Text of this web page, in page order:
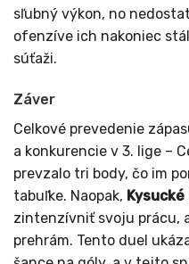
sľubný výkon, no
ofenzíve ich nakoniec
súťaži.
Záver
Celkové prevedenie
a konkurencie v 3. lige –
prevzalo tri body, čo im
tabuľke. Naopak,
zintenzívniť svoju prácu,
prehrám. Tento duel